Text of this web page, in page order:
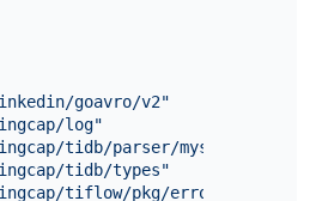
goavro/v2"
log"
tidb/parser/mysql"
tidb/types"
tiflow/pkg/errors"